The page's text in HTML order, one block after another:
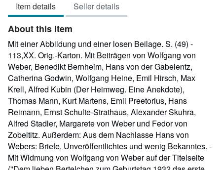
out
of
5
stars
Item details Seller details
About this Item
Mit einer Abbildung und einer losen Beilage. S. (49) -
113,XX. Orig.-Karton. Mit Beiträgen von Wolfgang von
Weber, Benedikt Bernheim, Hans von der Gabelentz,
Catherina Godwin, Wolfgang Heine, Emil Hirsch, Max
Krell, Alfred Kubin (Der Heimweg. Eine Anekdote),
Thomas Mann, Kurt Martens, Emil Preetorius, Hans
Reimann, Ernst Schulte-Strathaus, Alexander Skuhra,
Alfred Stadler, Margarete von Weber und Fedor von
Zobeltitz. Außerdem: Aus dem Nachlasse Hans von
Webers: Briefe, Unveröffentlichtes und wenig Bekanntes. -
Mit Widmung von Wolfgang von Weber auf der Titelseite